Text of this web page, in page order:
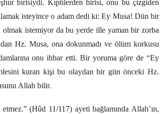
birisiydi. Kıptilerden birisi, onu bu çizgiden
isteyince o adam dedi ki: Ey Musa! Dün bir
olmak istemiyor da bu yerde ille yaman bir zorba
Hz. Musa, ona dokunmadı ve ölüm korkusu
onu ihbar etti. Bir yoruma göre de “Ey
kuran kişi bu olaydan bir gün önceki Hz.
Allah bilir.
(Hûd 11/117) ayeti bağlamında Allah’ın,